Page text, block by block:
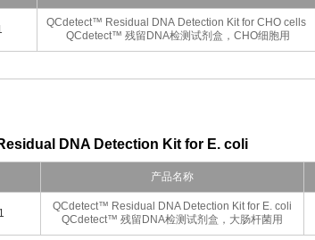
QCdetect™ Residual DNA Detection Kit for CHO cells
QCdetect™ 残留DNA检测试剂盒，CHO细胞用
DNA Detection Kit for E. coli
产品名称
QCdetect™ Residual DNA Detection Kit for E. coli
QCdetect™ 残留DNA检测试剂盒，大肠杆菌用